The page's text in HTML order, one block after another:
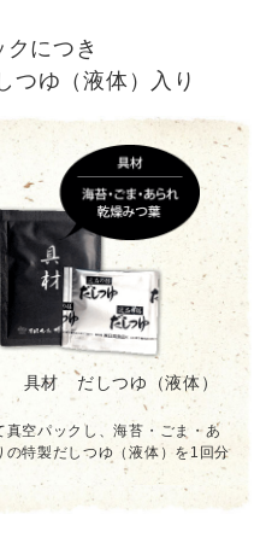
につき
つゆ（液体）入り
具材 だしつゆ（液体）
空パックし、海苔・ごま・あ
の特製だしつゆ（液体）を1回分